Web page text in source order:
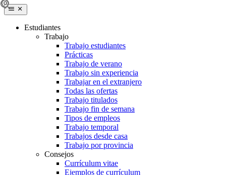
Estudiantes
Trabajo
Trabajo estudiantes
Prácticas
Trabajo de verano
Trabajo sin experiencia
Trabajar en el extranjero
Todas las ofertas
Trabajo titulados
Trabajo fin de semana
Tipos de empleos
Trabajo temporal
Trabajos desde casa
Trabajo por provincia
Consejos
Currículum vitae
Ejemplos de currículum